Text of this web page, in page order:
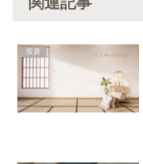
投資